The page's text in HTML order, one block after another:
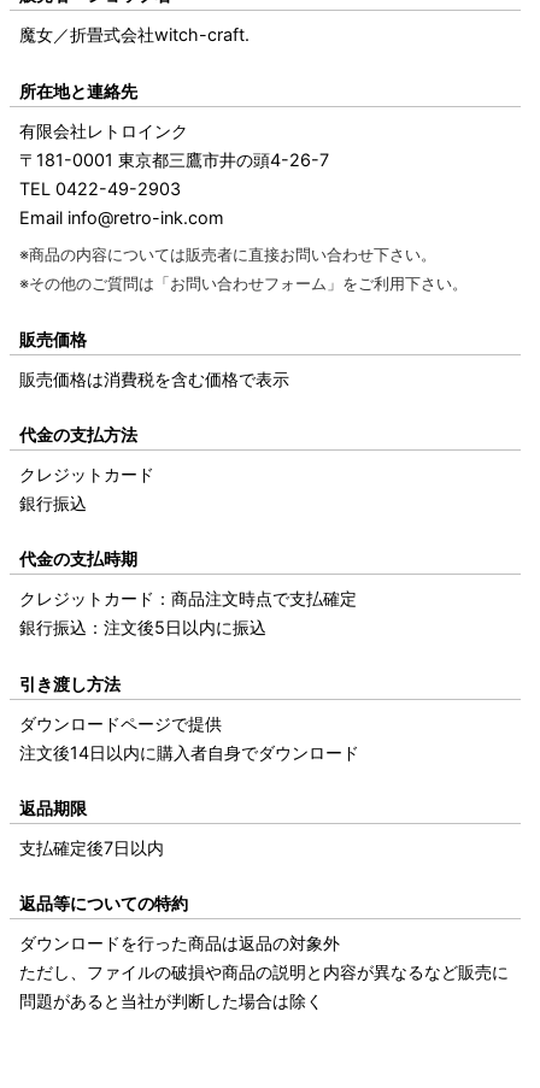
魔女／折畳式会社witch-craft.
所在地と連絡先
有限会社レトロインク
〒181-0001 東京都三鷹市井の頭4-26-7
TEL 0422-49-2903
Email info@retro-ink.com
※商品の内容については販売者に直接お問い合わせ下さい。
※その他のご質問は 「お問い合わせフォーム」 をご利用下さい。
販売価格
販売価格は消費税を含む価格で表示
代金の支払方法
クレジットカード
銀行振込
代金の支払時期
クレジットカード：商品注文時点で支払確定
銀行振込：注文後5日以内に振込
引き渡し方法
ダウンロードページで提供
注文後14日以内に購入者自身でダウンロード
返品期限
支払確定後7日以内
返品等についての特約
ダウンロードを行った商品は返品の対象外
ただし、ファイルの破損や商品の説明と内容が異なるなど販売に
問題があると当社が判断した場合は除く